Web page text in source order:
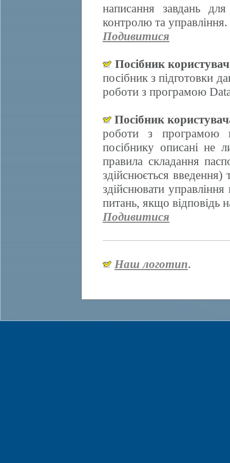
написання завдань
контролю та управління.
Подивитися
Посібник
посібник з підготовки
роботи з програмою
Посібник
роботи з програмою
посібнику описані не
правила складання
здійснюється
здійснювати
питань, якщо відповідь
Подивитися
Наш логотип.